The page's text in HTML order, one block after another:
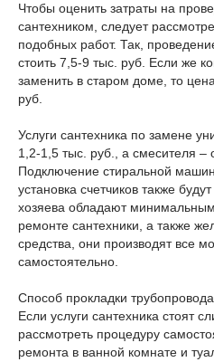
Чтобы оценить затраты на
сантехником, следует
подобных работ. Так,
стоить 7,5-9 тыс. руб. Если же
заменить в старом доме, то
руб.
Услуги сантехника по замене
1,2-1,5 тыс. руб., а смесителя –
Подключение стиральной
установка счетчиков также
хозяева обладают
ремонте сантехники, а также
средства, они производят все
самостоятельно.
Способ прокладки трубопровода
Если услуги сантехника стоят
рассмотреть процедуру
ремонта в ванной комнате и